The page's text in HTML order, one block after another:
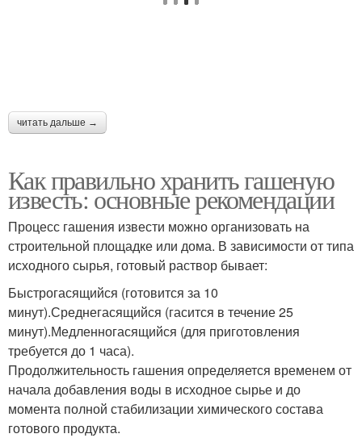
читать дальше →
Как правильно хранить гашеную
известь: основные рекомендации
Процесс гашения извести можно организовать на
строительной площадке или дома. В зависимости от типа
исходного сырья, готовый раствор бывает:
Быстрогасящийся (готовится за 10
минут).Среднегасящийся (гасится в течение 25
минут).Медленногасящийся (для приготовления
требуется до 1 часа).
Продолжительность гашения определяется временем от
начала добавления воды в исходное сырье и до
момента полной стабилизации химического состава
готового продукта.